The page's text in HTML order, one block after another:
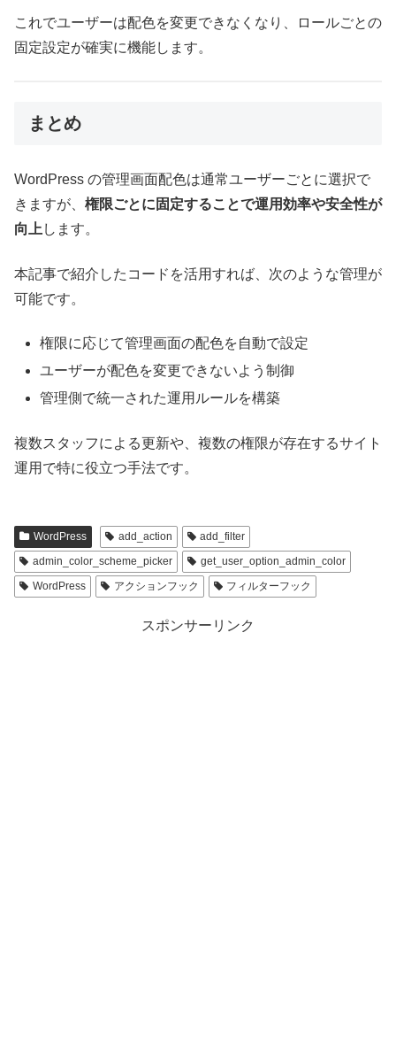
これでユーザーは配色を変更できなくなり、ロールごとの
固定設定が確実に機能します。
まとめ
WordPress の管理画面配色は通常ユーザーごとに選択で
きますが、 権限ごとに固定することで運用効率や安全性が
向上 します。
本記事で紹介したコードを活用すれば、次のような管理が
可能です。
権限に応じて管理画面の配色を自動で設定
ユーザーが配色を変更できないよう制御
管理側で統一された運用ルールを構築
複数スタッフによる更新や、複数の権限が存在するサイト
運用で特に役立つ手法です。
WordPress add_action
add_filter
admin_color_scheme_picker
get_user_option_admin_color
WordPress
アクションフック フィルターフック
スポンサーリンク